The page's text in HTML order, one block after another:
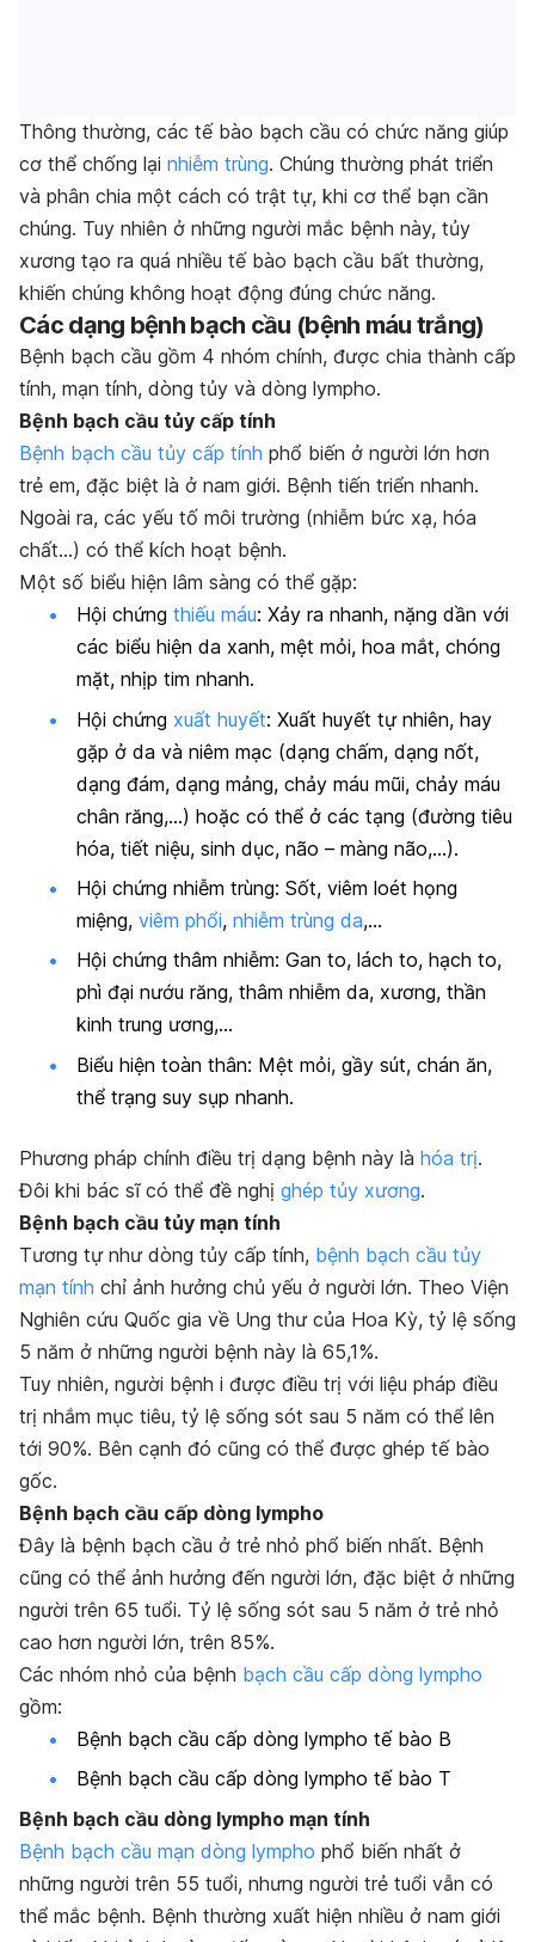
Thông thường, các tế bào bạch cầu có chức năng giúp
cơ thể chống lại nhiễm trùng. Chúng thường phát triển
và phân chia một cách có trật tự, khi cơ thể bạn cần
chúng. Tuy nhiên ở những người mắc bệnh này, tủy
xương tạo ra quá nhiều tế bào bạch cầu bất thường,
khiến chúng không hoạt động đúng chức năng.
Các dạng bệnh bạch cầu (bệnh máu trắng)
Bệnh bạch cầu gồm 4 nhóm chính, được chia thành cấp
tính, mạn tính, dòng tủy và dòng lympho.
Bệnh bạch cầu tủy cấp tính
Bệnh bạch cầu tủy cấp tính phổ biến ở người lớn hơn
trẻ em, đặc biệt là ở nam giới. Bệnh tiến triển nhanh.
Ngoài ra, các yếu tố môi trường (nhiễm bức xạ, hóa
chất…) có thể kích hoạt bệnh.
Một số biểu hiện lâm sàng có thể gặp:
Hội chứng thiếu máu: Xảy ra nhanh, nặng dần với
các biểu hiện da xanh, mệt mỏi, hoa mắt, chóng
mặt, nhịp tim nhanh.
Hội chứng xuất huyết: Xuất huyết tự nhiên, hay
gặp ở da và niêm mạc (dạng chấm, dạng nốt,
dạng đám, dạng mảng, chảy máu mũi, chảy máu
chân răng,…) hoặc có thể ở các tạng (đường tiêu
hóa, tiết niệu, sinh dục, não – màng não,…).
Hội chứng nhiễm trùng: Sốt, viêm loét họng
miệng, viêm phổi, nhiễm trùng da,…
Hội chứng thâm nhiễm: Gan to, lách to, hạch to,
phì đại nướu răng, thâm nhiễm da, xương, thần
kinh trung ương,…
Biểu hiện toàn thân: Mệt mỏi, gầy sút, chán ăn,
thể trạng suy sụp nhanh.
Phương pháp chính điều trị dạng bệnh này là hóa trị.
Đôi khi bác sĩ có thể đề nghị ghép tủy xương.
Bệnh bạch cầu tủy mạn tính
Tương tự như dòng tủy cấp tính, bệnh bạch cầu tủy
mạn tính chỉ ảnh hưởng chủ yếu ở người lớn. Theo Viện
Nghiên cứu Quốc gia về Ung thư của Hoa Kỳ, tỷ lệ sống
5 năm ở những người bệnh này là 65,1%.
Tuy nhiên, người bệnh i được điều trị với liệu pháp điều
trị nhắm mục tiêu, tỷ lệ sống sót sau 5 năm có thể lên
tới 90%. Bên cạnh đó cũng có thể được ghép tế bào
gốc.
Bệnh bạch cầu cấp dòng lympho
Đây là bệnh bạch cầu ở trẻ nhỏ phổ biến nhất. Bệnh
cũng có thể ảnh hưởng đến người lớn, đặc biệt ở những
người trên 65 tuổi. Tỷ lệ sống sót sau 5 năm ở trẻ nhỏ
cao hơn người lớn, trên 85%.
Các nhóm nhỏ của bệnh bạch cầu cấp dòng lympho
gồm:
Bệnh bạch cầu cấp dòng lympho tế bào B
Bệnh bạch cầu cấp dòng lympho tế bào T
Bệnh bạch cầu dòng lympho mạn tính
Bệnh bạch cầu mạn dòng lympho phổ biến nhất ở
những người trên 55 tuổi, nhưng người trẻ tuổi vẫn có
thể mắc bệnh. Bệnh thường xuất hiện nhiều ở nam giới